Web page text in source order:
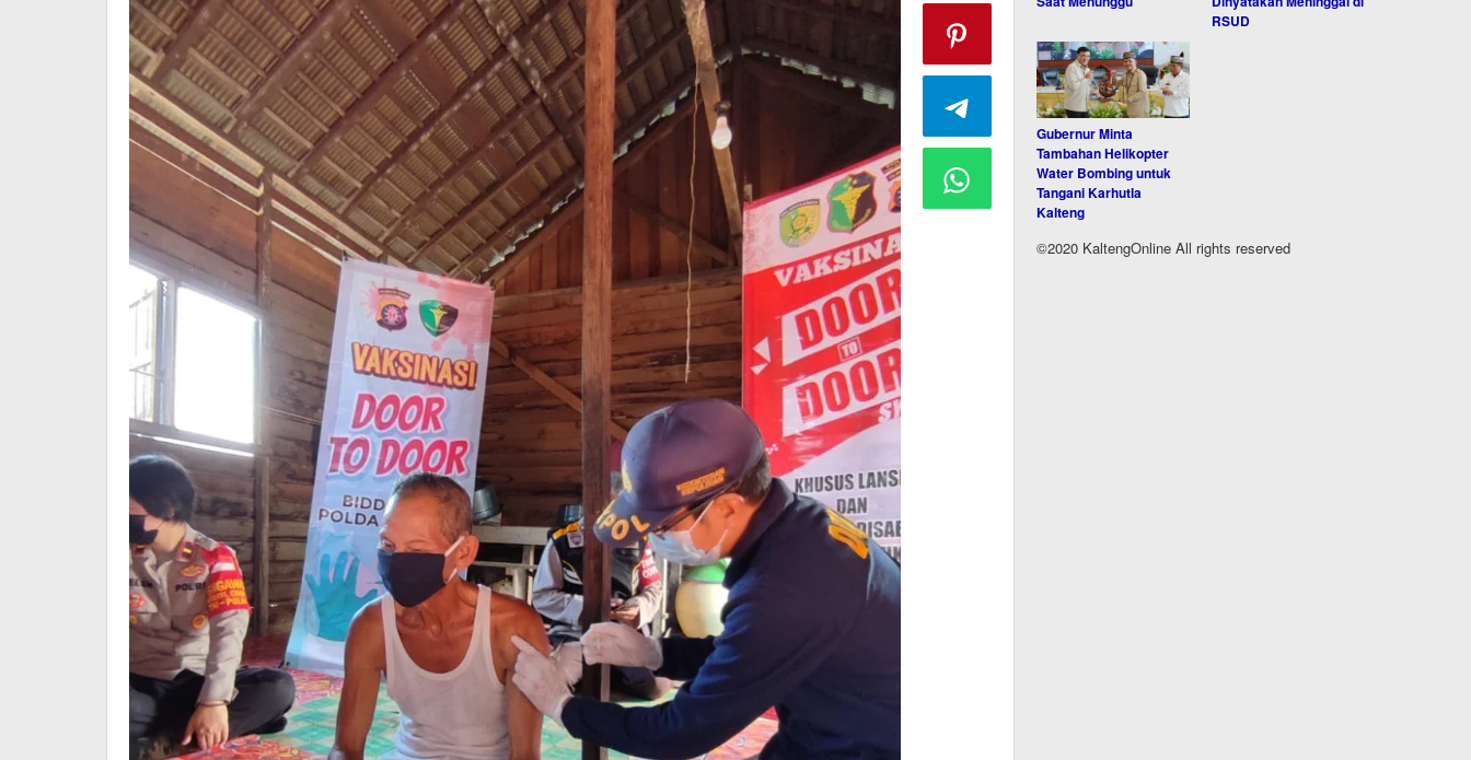
RSUD
Gubernur Minta
Tambahan Helikopter
Water Bombing untuk
Tangani Karhutla
Kalteng
©2020 KaltengOnline All rights reserved